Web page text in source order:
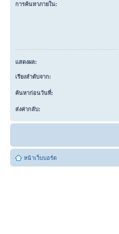
การค้นหาภายใน:
แสดงผล:
เรียงลำดับจาก:
ค้นหาก่อนวันที่:
ส่งค่ากลับ:
หน้าเว็บบอร์ด